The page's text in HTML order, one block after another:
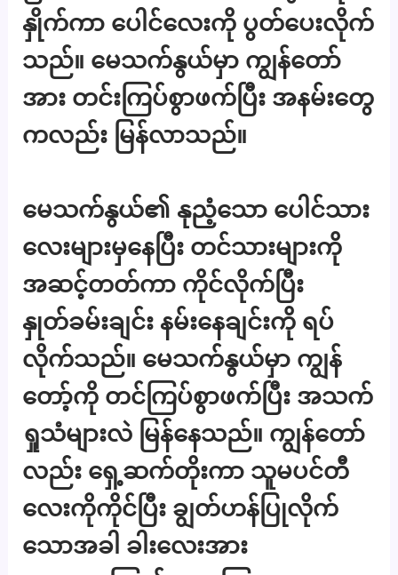
နှိုက်ကာ ပေါင်လေးကို ပွတ်ပေးလိုက်
သည်။ မေသက်နွယ်မှာ ကျွန်တော်
အား တင်းကြပ်စွာဖက်ပြီး အနမ်းတွေ
ကလည်း မြန်လာသည်။
မေသက်နွယ်၏ နုညံ့သော ပေါင်သား
လေးများမှနေပြီး တင်သားများကို
အဆင့်တတ်ကာ ကိုင်လိုက်ပြီး
နှုတ်ခမ်းချင်း နမ်းနေချင်းကို ရပ်
လိုက်သည်။ မေသက်နွယ်မှာ ကျွန်
တော့်ကို တင်ကြပ်စွာဖက်ပြီး အသက်
ရှုသံများလဲ မြန်နေသည်။ ကျွန်တော်
လည်း ရှေ့ဆက်တိုးကာ သူမပင်တီ
လေးကိုကိုင်ပြီး ချွတ်ဟန်ပြုလိုက်
သောအခါ ခါးလေးအား